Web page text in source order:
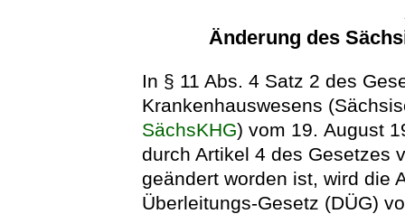
Änderung des
In § 11 Abs. 4 Satz 2 des
Krankenhauswesens
SächsKHG) vom 19. August
durch Artikel 4 des Gesetzes
geändert worden ist, wird die
Überleitungs-Gesetz (DÜG)